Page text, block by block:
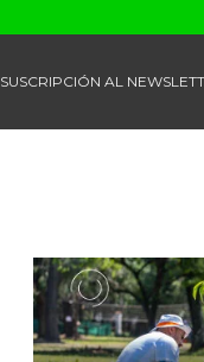
SUSCRIPCIÓN AL